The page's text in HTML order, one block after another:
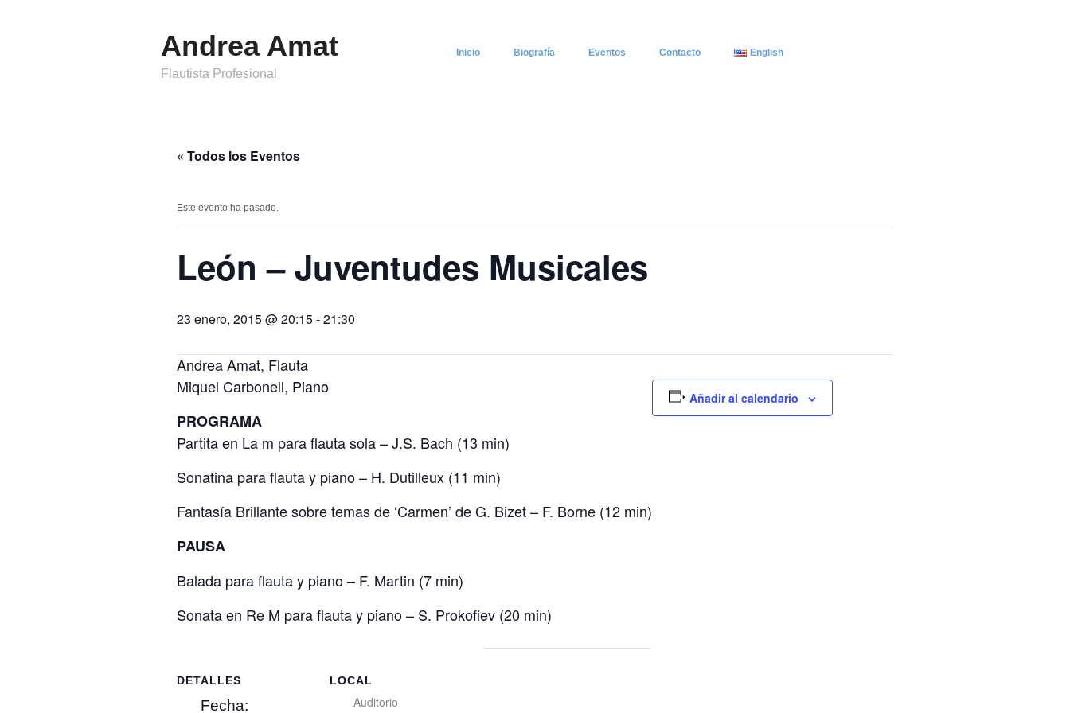
Andrea Amat
Flautista Profesional
Inicio Biografía Eventos Contacto English
« Todos los Eventos
Este evento ha pasado.
León – Juventudes Musicales
23 enero, 2015 @ 20:15-21:30
Andrea Amat, Flauta
Miquel Carbonell, Piano
PROGRAMA
Partita en La m para flauta sola – J.S. Bach (13 min)
Sonatina para flauta y piano – H. Dutilleux (11 min)
Fantasía Brillante sobre temas de ‘Carmen’ de G. Bizet – F. Borne (12 min)
PAUSA
Balada para flauta y piano – F. Martin (7 min)
Sonata en Re M para flauta y piano – S. Prokofiev (20 min)
Añadir al calendario
DETALLES
Fecha:
LOCAL
Auditorio